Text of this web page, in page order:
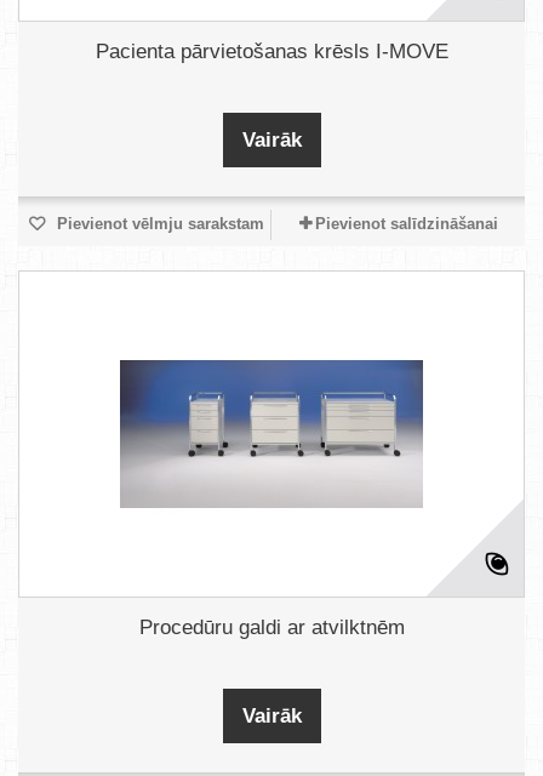
Pacienta pārvietošanas krēsls I-MOVE
Vairāk
Pievienot vēlmju sarakstam Pievienot salīdzināšanai
Procedūru galdi ar atvilktnēm
Vairāk